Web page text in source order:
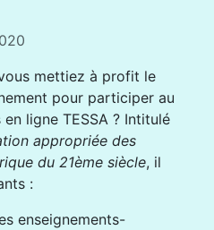
mettiez à profit le
pour participer au
en ligne TESSA ? Intitulé
appropriée des
du 21ème siècle, il
:
enseignements-